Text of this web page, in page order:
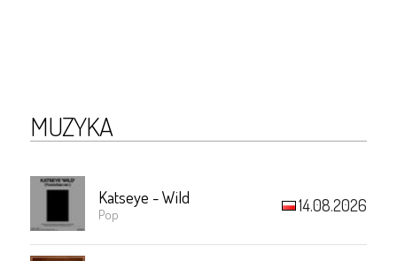
MUZYKA
Katseye - Wild
Pop 14.08.2026